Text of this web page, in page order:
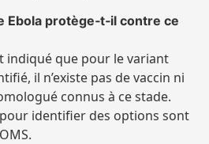
Ebola protège‑t‑il contre ce
indiqué que pour le variant
il n’existe pas de vaccin ni
connus à ce stade.
identifier des options sont